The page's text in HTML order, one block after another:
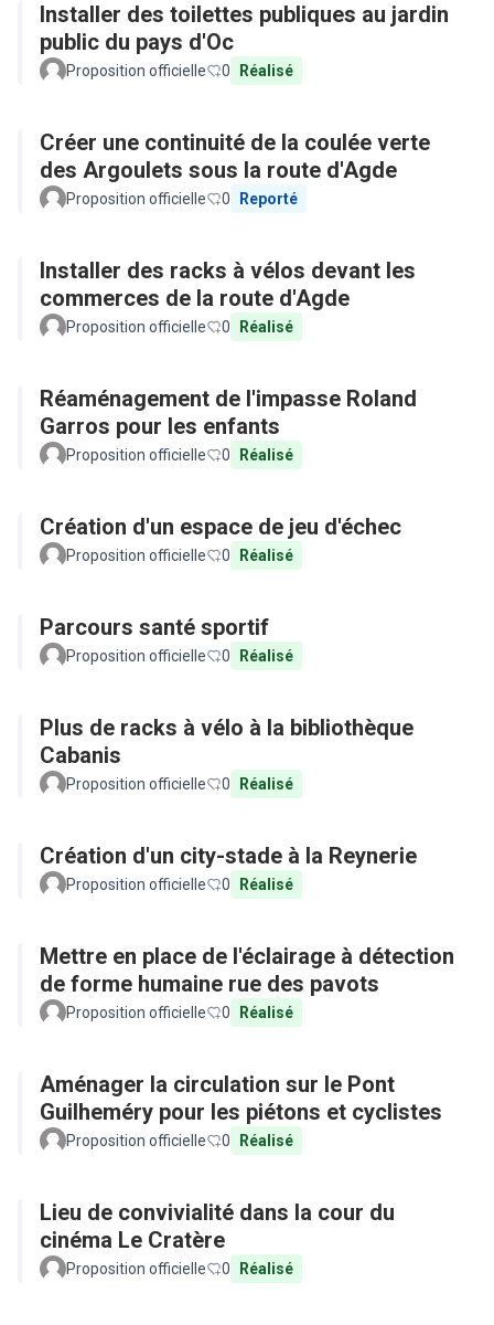
Installer des toilettes publiques au jardin
public du pays d'Oc
Proposition officielle 0 Réalisé
Créer une continuité de la coulée verte
des Argoulets sous la route d'Agde
Proposition officielle 0 Reporté
Installer des racks à vélos devant les
commerces de la route d'Agde
Proposition officielle 0 Réalisé
Réaménagement de l'impasse Roland
Garros pour les enfants
Proposition officielle 0 Réalisé
Création d'un espace de jeu d'échec
Proposition officielle 0 Réalisé
Parcours santé sportif
Proposition officielle 0 Réalisé
Plus de racks à vélo à la bibliothèque
Cabanis
Proposition officielle 0 Réalisé
Création d'un city-stade à la Reynerie
Proposition officielle 0 Réalisé
Mettre en place de l'éclairage à détection
de forme humaine rue des pavots
Proposition officielle 0 Réalisé
Aménager la circulation sur le Pont
Guilheméry pour les piétons et cyclistes
Proposition officielle 0 Réalisé
Lieu de convivialité dans la cour du
cinéma Le Cratère
Proposition officielle 0 Réalisé